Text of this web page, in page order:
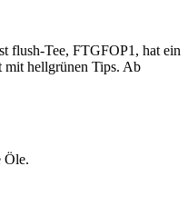
flush-Tee, FTGFOP1, hat ein
mit hellgrünen Tips. Ab
Öle.